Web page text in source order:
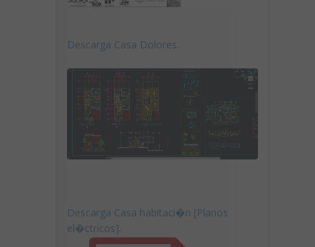
Descarga Casa Dolores.
Descarga Casa habitaci�n [Planos
el�ctricos].